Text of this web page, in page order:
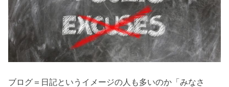
ブログ＝日記というイメージの人も多いのか「みなさ